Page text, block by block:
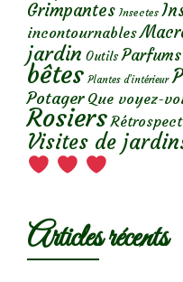
Grimpantes Insectes
incontournables
jardin Outils
bêtes Plantes d’intérieur
Potager Que voyez-
Rosiers
Visites de
Articles récents